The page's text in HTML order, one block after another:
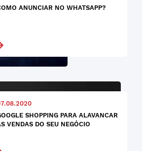
ANUNCIAR NO WHATSAPP?
SHOPPING PARA ALAVANCAR
VENDAS DO SEU NEGÓCIO